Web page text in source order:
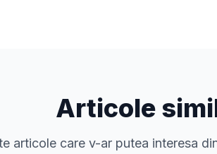
Articole
articole care v-ar putea interesa